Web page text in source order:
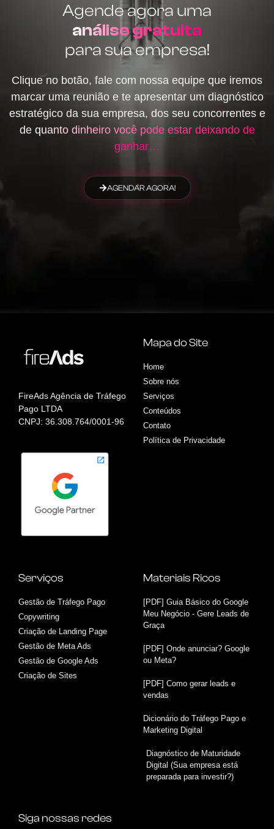
Agende agora uma
análise gratuita
para sua empresa!
Clique no botão, fale com nossa equipe que iremos
marcar uma reunião e te apresentar um diagnóstico
estratégico da sua empresa, dos seu concorrentes e
de quanto dinheiro você pode estar deixando de
ganhar…
AGENDAR AGORA!
FireAds Agência de Tráfego
Pago LTDA
CNPJ: 36.308.764/0001-96
Mapa do Site
Home
Sobre nós
Serviços
Conteúdos
Contato
Política de Privacidade
Serviços
Gestão de Tráfego Pago
Copywriting
Criação de Landing Page
Gestão de Meta Ads
Gestão de Google Ads
Criação de Sites
Materiais Ricos
[PDF] Guia Básico do Google
Meu Negócio - Gere Leads de
Graça
[PDF] Onde anunciar? Google
ou Meta?
[PDF] Como gerar leads e
vendas
Dicionário do Tráfego Pago e
Marketing Digital
Diagnóstico de Maturidade
Digital (Sua empresa está
preparada para investir?)
Siga nossas redes